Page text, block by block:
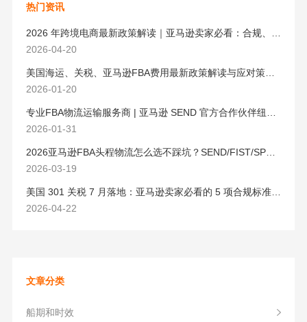
热门资讯
2026-04-20
美国海运、关税、亚马逊FBA费用最新政策解读与应对策略（2026版）
2026-01-20
2026-01-31
2026亚马逊FBA头程物流怎么选不踩坑？SEND/FIST/SPN官方认证物流商，只有这家敢承诺“准达率第一”
2026-03-19
美国 301 关税 7 月落地：亚马逊卖家必看的 5 项合规标准与稳交付方案
2026-04-22
文章分类
船期和时效